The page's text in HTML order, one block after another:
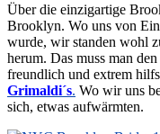
Über die einzigartige
Brooklyn. Wo uns von
wurde, wir standen wohl
herum. Das muss man
freundlich und extrem
Grimaldi´s. Wo wir uns
sich, etwas aufwärmten.